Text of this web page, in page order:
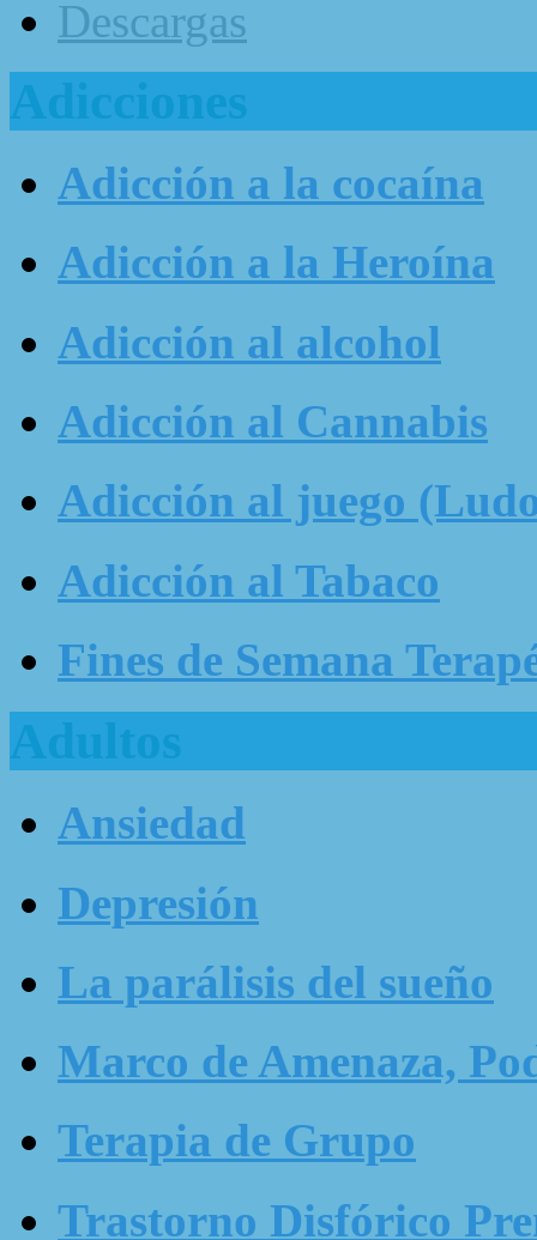
Descargas
Adicciones
Adicción a la cocaína
Adicción a la Heroína
Adicción al alcohol
Adicción al Cannabis
Adicción al juego
Adicción al Tabaco
Fines de Semana
Adultos
Ansiedad
Depresión
La parálisis del sueño
Marco de Amenaza,
Terapia de Grupo
Trastorno Disfórico